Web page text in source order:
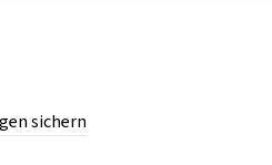
sichern